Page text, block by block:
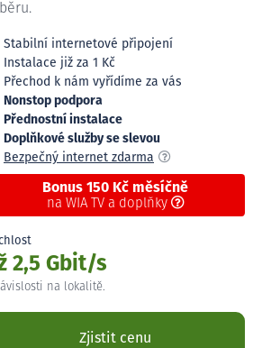
Stabilní internetové připojení
Instalace již za 1 Kč
Přechod k nám vyřídíme za vás
Nonstop podpora
Přednostní instalace
Doplňkové služby se slevou
Bezpečný internet zdarma
Bonus 150 Kč měsíčně
na WIA TV a doplňky
2,5 Gbit/s
na lokalitě.
Zjistit cenu